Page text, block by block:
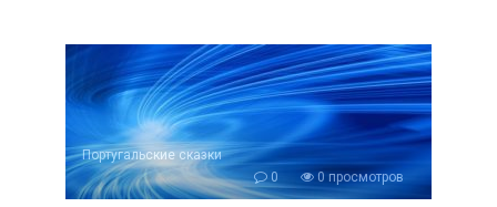
Португальские сказки
0
0 просмотров